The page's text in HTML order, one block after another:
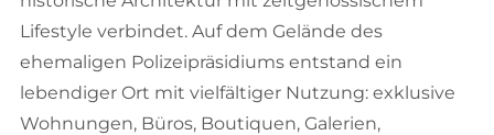
Lifestyle verbindet. Auf dem Gelände des
ehemaligen Polizeipräsidiums entstand ein
lebendiger Ort mit vielfältiger Nutzung: exklusive
Wohnungen, Büros, Boutiquen, Galerien,